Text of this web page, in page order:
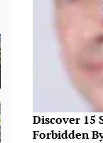
Discover 15
Forbidden